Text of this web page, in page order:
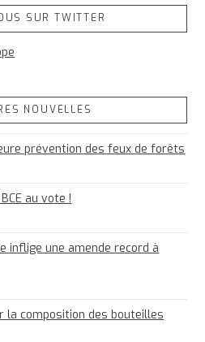
SUR TWITTER
NOUVELLES
prévention des feux de forêts
au vote !
inflige une amende record à
la composition des bouteilles